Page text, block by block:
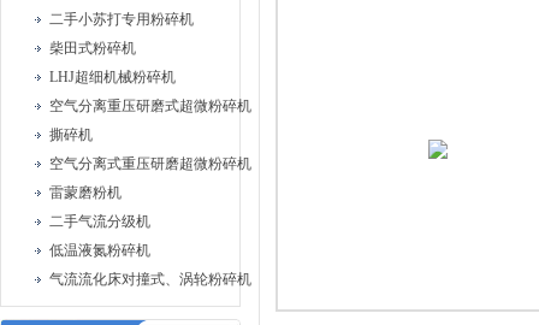
二手小苏打专用粉碎机
柴田式粉碎机
LHJ超细机械粉碎机
空气分离重压研磨式超微粉碎机
撕碎机
空气分离式重压研磨超微粉碎机
雷蒙磨粉机
二手气流分级机
低温液氮粉碎机
气流流化床对撞式、涡轮粉碎机